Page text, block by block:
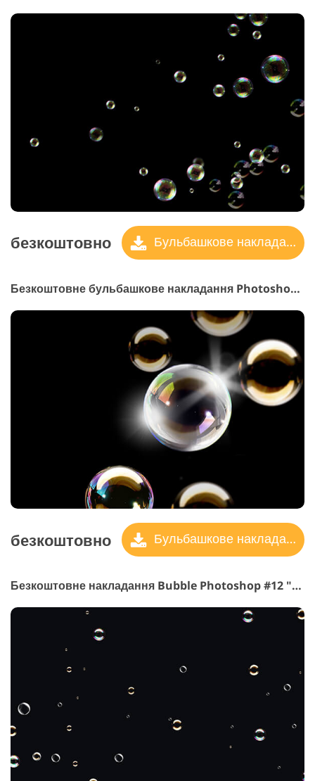
безкоштовно Бульбашкове накладання
Безкоштовне бульбашкове накладання Photoshop #11 "Happy Moments"
безкоштовно Бульбашкове накладання
Безкоштовне накладання Bubble Photoshop #12 "Serene Days"